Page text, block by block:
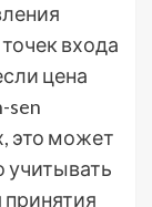
входа
цена
sen
это может
учитывать